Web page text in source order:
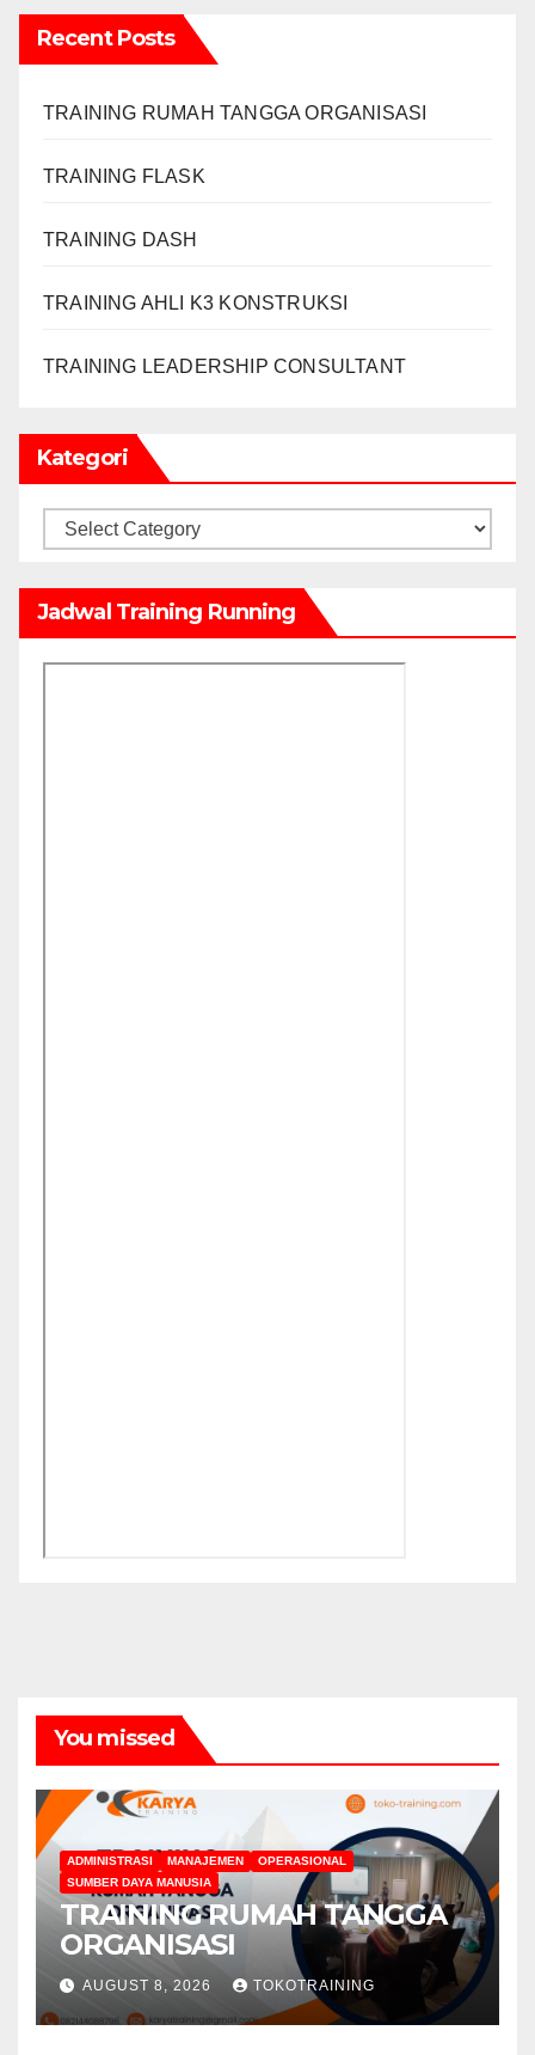
Recent Posts
TRAINING RUMAH TANGGA ORGANISASI
TRAINING FLASK
TRAINING DASH
TRAINING AHLI K3 KONSTRUKSI
TRAINING LEADERSHIP CONSULTANT
Kategori
Kategori
Jadwal Training Running
You missed
ADMINISTRASI MANAJEMEN
OPERASIONAL
SUMBER DAYA MANUSIA
TRAINING RUMAH TANGGA
ORGANISASI
AUGUST 8, 2026 TOKOTRAINING